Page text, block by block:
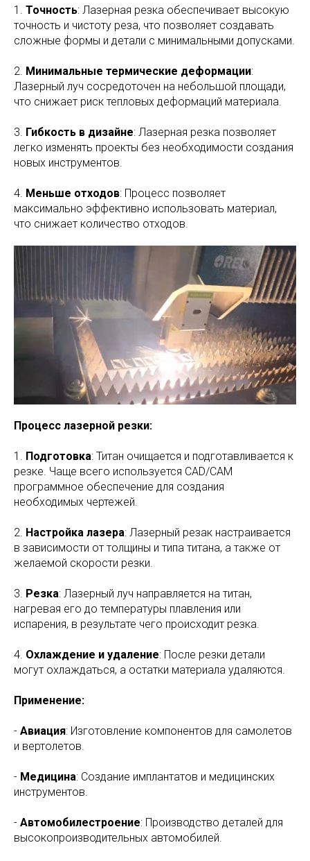
1. Точность: Лазерная резка обеспечивает высокую
точность и чистоту реза, что позволяет создавать
сложные формы и детали с минимальными допусками.
2. Минимальные термические деформации:
Лазерный луч сосредоточен на небольшой площади,
что снижает риск тепловых деформаций материала.
3. Гибкость в дизайне: Лазерная резка позволяет
легко изменять проекты без необходимости создания
новых инструментов.
4. Меньше отходов: Процесс позволяет
максимально эффективно использовать материал,
что снижает количество отходов.
Процесс лазерной резки:
1. Подготовка: Титан очищается и подготавливается к
резке. Чаще всего используется CAD/CAM
программное обеспечение для создания
необходимых чертежей.
2. Настройка лазера: Лазерный резак настраивается
в зависимости от толщины и типа титана, а также от
желаемой скорости резки.
3. Резка: Лазерный луч направляется на титан,
нагревая его до температуры плавления или
испарения, в результате чего происходит резка.
4. Охлаждение и удаление: После резки детали
могут охлаждаться, а остатки материала удаляются.
Применение:
- Авиация: Изготовление компонентов для самолетов
и вертолетов.
- Медицина: Создание имплантатов и медицинских
инструментов.
- Автомобилестроение: Производство деталей для
высокопроизводительных автомобилей.